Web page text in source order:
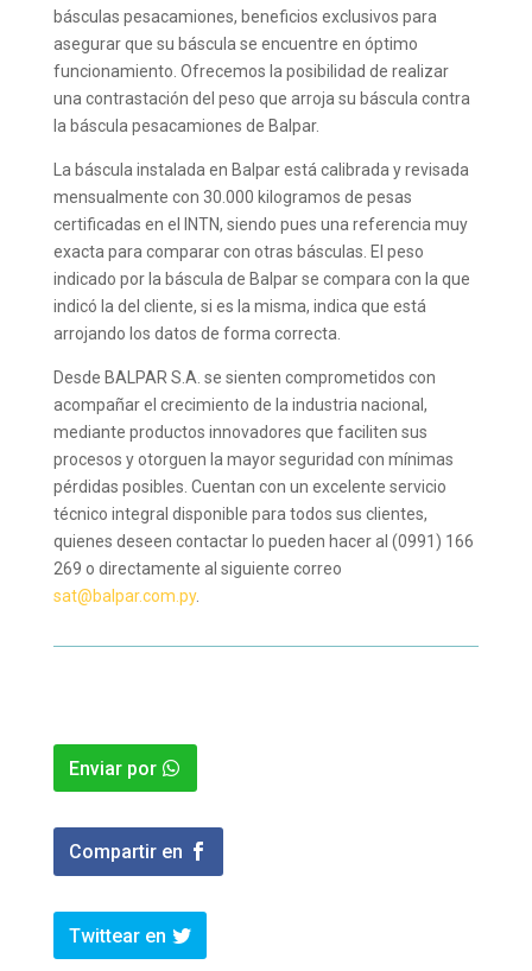
básculas pesacamiones, beneficios exclusivos para
asegurar que su báscula se encuentre en óptimo
funcionamiento. Ofrecemos la posibilidad de realizar
una contrastación del peso que arroja su báscula contra
la báscula pesacamiones de Balpar.
La báscula instalada en Balpar está calibrada y revisada
mensualmente con 30.000 kilogramos de pesas
certificadas en el INTN, siendo pues una referencia muy
exacta para comparar con otras básculas. El peso
indicado por la báscula de Balpar se compara con la que
indicó la del cliente, si es la misma, indica que está
arrojando los datos de forma correcta.
Desde BALPAR S.A. se sienten comprometidos con
acompañar el crecimiento de la industria nacional,
mediante productos innovadores que faciliten sus
procesos y otorguen la mayor seguridad con mínimas
pérdidas posibles. Cuentan con un excelente servicio
técnico integral disponible para todos sus clientes,
quienes deseen contactar lo pueden hacer al (0991) 166
269 o directamente al siguiente correo
sat@balpar.com.py.
Enviar por
Compartir en
Twittear en